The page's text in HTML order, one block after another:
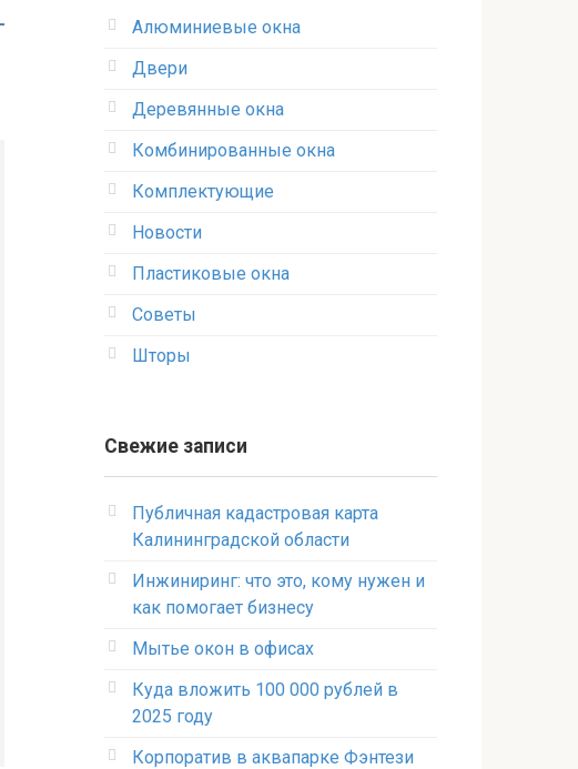
Алюминиевые окна
Двери
Деревянные окна
Комбинированные окна
Комплектующие
Новости
Пластиковые окна
Советы
Шторы
Свежие записи
Публичная кадастровая карта
Калининградской области
Инжиниринг: что это, кому нужен и
как помогает бизнесу
Мытье окон в офисах
Куда вложить 100 000 рублей в
2025 году
Корпоратив в аквапарке Фэнтези